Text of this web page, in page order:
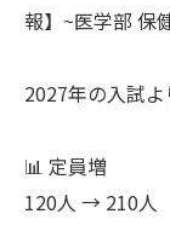
報】~医学部 保
2027年の入試よ
📊 定員増
120人 → 210人